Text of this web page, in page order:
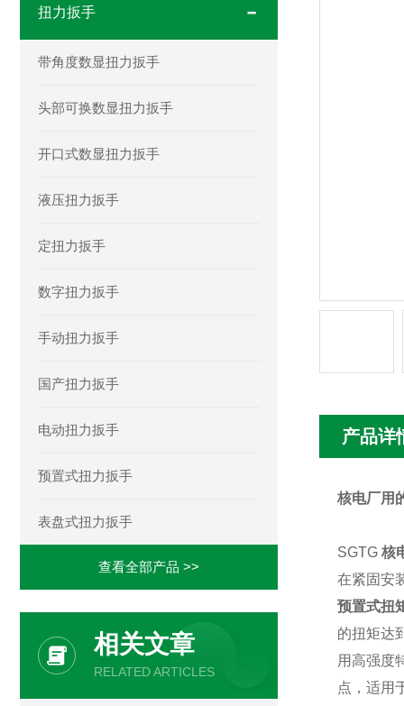
扭力扳手
带角度数显扭力扳手
头部可换数显扭力扳手
开口式数显扭力扳手
液压扭力扳手
定扭力扳手
数字扭力扳手
手动扭力扳手
国产扭力扳手
电动扭力扳手
预置式扭力扳手
表盘式扭力扳手
查看全部产品 >>
相关文章
RELATED ARTICLES
产品详
核电厂用
SGTG 核
在紧固安
预置式扭
的扭矩达
用高强度
点，适用